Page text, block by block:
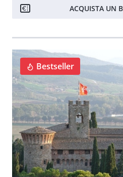
ACQUISTA UN
Bestseller